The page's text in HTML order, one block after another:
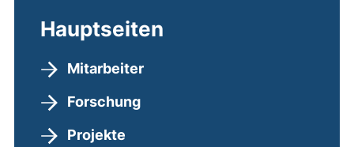
Hauptseiten
Mitarbeiter
Forschung
Projekte